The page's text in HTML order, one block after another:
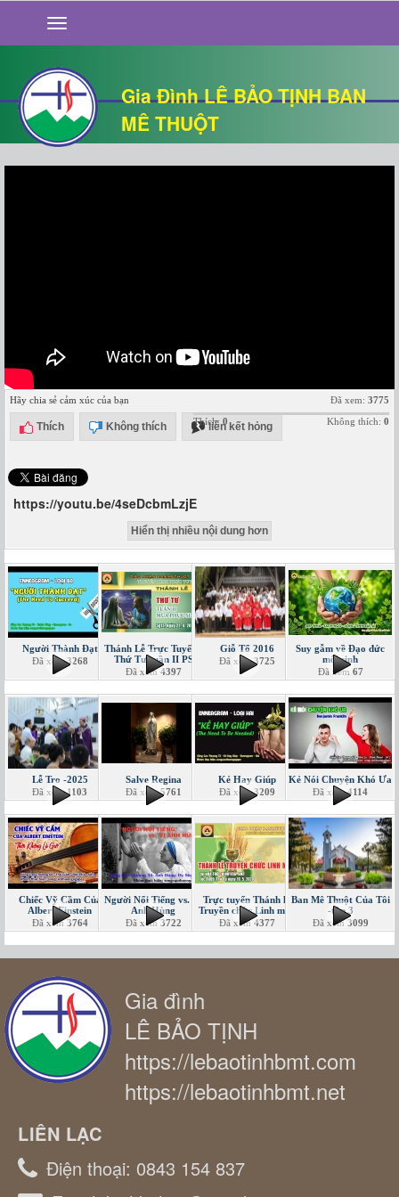
Gia Đình LÊ BẢO TỊNH BAN
MÊ THUỘT
GIỚI THIỆU
TIN TỨC
SỐNG ĐẠO
CHUYỆN NHÀ
QUÁN VĂN
Hãy chia sẻ cảm xúc của bạn
Thích Không thích liên kết hỏng
Đã xem: 3775
Thích: 0 Không thích: 0
https://youtu.be/4seDcbmLzjE
Hiển thị nhiều nội dung hơn
Người Thành Đạt
Đã xem3268
Thánh Lễ Trực Tuyến -
Thứ Tư tuần II PS
Đã xem4397
Giỗ Tổ 2016
Đã xem3725
Suy gẫm về Đạo đức
môi sinh
Đã xem 67
Lễ Tro -2025
Đã xem1103
Salve Regina
Đã xem5761
Kẻ Hay Giúp
Đã xem3209
Kẻ Nói Chuyện Khó Ưa
Đã xem4114
Chiếc Vỹ Cầm Của
Albert Einstein
Đã xem3764
Người Nổi Tiếng vs. Vị
Anh Hùng
Đã xem3722
Trực tuyến Thánh lễ
Truyền chức Linh mục
Đã xem4377
Ban Mê Thuột Của Tôi
-tập 3
Đã xem3099
Gia đình
LÊ BẢO TỊNH
https://lebaotinhbmt.com
https://lebaotinhbmt.net
LIÊN LẠC
Điện thoại: 0843 154 837